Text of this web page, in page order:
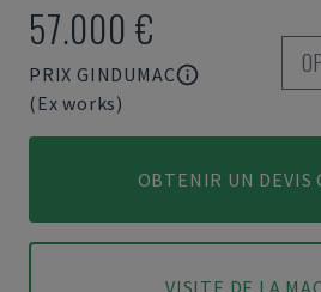
57.000 €
PRIX GINDUMAC
(Ex works)
OBTENIR UN DEVIS
VISITE DE LA